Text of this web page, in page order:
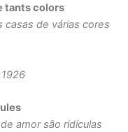
tants colors
casas de várias cores
amor são ridículas